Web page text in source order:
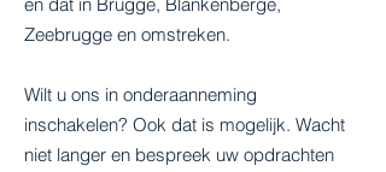
Zeebrugge en omstreken.
Wilt u ons in onderaanneming
inschakelen? Ook dat is mogelijk. Wacht
niet langer en bespreek uw opdrachten